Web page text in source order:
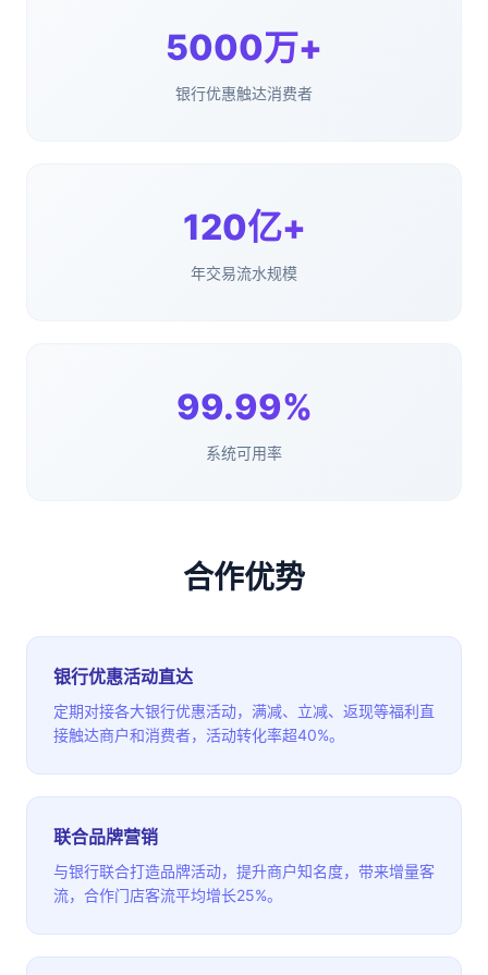
5000万+
银行优惠触达消费者
120亿+
年交易流水规模
99.99%
系统可用率
合作优势
银行优惠活动直达
定期对接各大银行优惠活动，满减、立减、返现等福利直
接触达商户和消费者，活动转化率超40%。
联合品牌营销
与银行联合打造品牌活动，提升商户知名度，带来增量客
流，合作门店客流平均增长25%。